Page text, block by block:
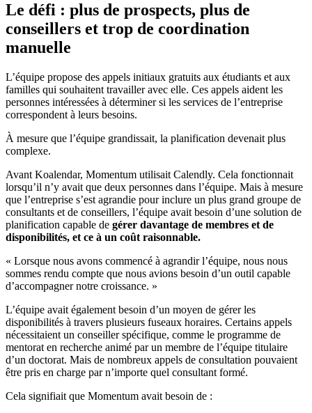
Le défi : plus de prospects, plus de
conseillers et trop de coordination
manuelle
L’équipe propose des appels initiaux gratuits aux étudiants et aux
familles qui souhaitent travailler avec elle. Ces appels aident les
personnes intéressées à déterminer si les services de l’entreprise
correspondent à leurs besoins.
À mesure que l’équipe grandissait, la planification devenait plus
complexe.
Avant Koalendar, Momentum utilisait Calendly. Cela fonctionnait
lorsqu’il n’y avait que deux personnes dans l’équipe. Mais à mesure
que l’entreprise s’est agrandie pour inclure un plus grand groupe de
consultants et de conseillers, l’équipe avait besoin d’une solution de
planification capable de gérer davantage de membres et de
disponibilités, et ce à un coût raisonnable.
« Lorsque nous avons commencé à agrandir l’équipe, nous nous
sommes rendu compte que nous avions besoin d’un outil capable
d’accompagner notre croissance. »
L’équipe avait également besoin d’un moyen de gérer les
disponibilités à travers plusieurs fuseaux horaires. Certains appels
nécessitaient un conseiller spécifique, comme le programme de
mentorat en recherche animé par un membre de l’équipe titulaire
d’un doctorat. Mais de nombreux appels de consultation pouvaient
être pris en charge par n’importe quel consultant formé.
Cela signifiait que Momentum avait besoin de :